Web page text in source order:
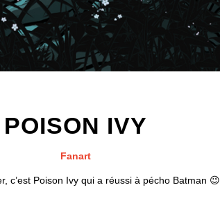
POISON IVY
Fanart
c’est Poison Ivy qui a réussi à pécho Batman 😉